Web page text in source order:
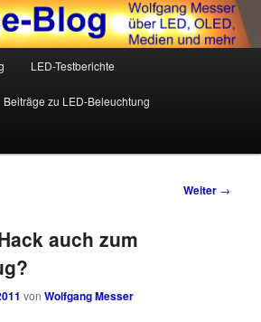
OLED, Medien und mehr
LED-Testberichte
Beiträge zu LED-Beleuchtung
Weiter →
auch zum
vonWolfgang Messer